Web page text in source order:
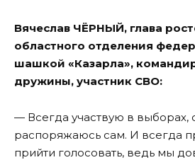
Вячеслав ЧЁРНЫЙ, глава
областного отделения
шашкой «Казарла»,
дружины, участник СВО:
— Всегда участвую в выборах,
распоряжаюсь сам. И всегда
прийти голосовать, ведь мы